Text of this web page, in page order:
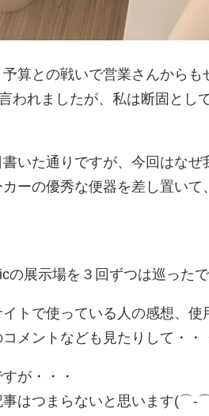
算との戦いで営業さんからも
われましたが、私は断固とし
いた通りですが、今回はなぜ
ーの優秀な便器を差し置いて
展示場を３回ずつは巡った
トで使っている人の感想、使
メントなども見たりして・・
が・・・
事はつまらないと思います(⌒-